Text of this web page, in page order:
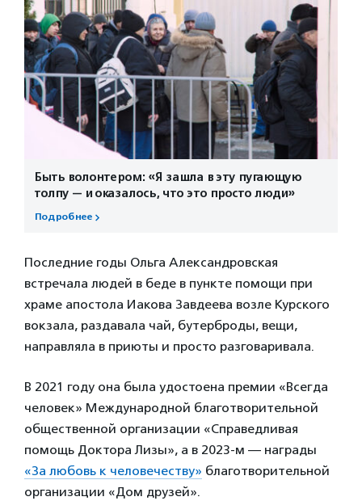
Быть волонтером: «Я зашла в эту пугающую
толпу — и оказалось, что это просто люди»
Подробнее
Последние годы Ольга Александровская
встречала людей в беде в пункте помощи при
храме апостола Иакова Завдеева возле Курского
вокзала, раздавала чай, бутерброды, вещи,
направляла в приюты и просто разговаривала.
В 2021 году она была удостоена премии «Всегда
человек» Международной благотворительной
общественной организации «Справедливая
помощь Доктора Лизы», а в 2023-м — награды
«За любовь к человечеству» благотворительной
организации «Дом друзей».